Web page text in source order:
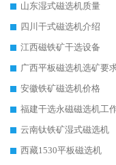
山东湿式磁选机质量
四川干式磁选机介绍
江西磁铁矿干选设备
广西平板磁选机选矿要
安徽铁矿磁选机价格
福建干选永磁磁选机工
云南钛铁矿湿式磁选机
西藏1530平板磁选机